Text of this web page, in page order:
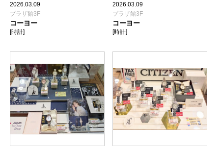
2026.03.09
プラザ館3F
コーヨー
[時計]
2026.03.09
プラザ館3F
コーヨー
[時計]